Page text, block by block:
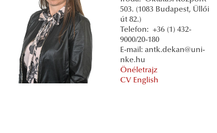
503. (1083 Budapest, Üllői
út 82.)
Telefon: +36 (1) 432-
9000/20-180
E-mail: antk.dekan@uni-
nke.hu
Önéletrajz
CV English